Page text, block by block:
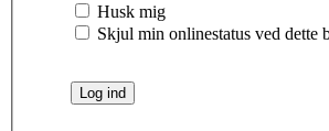
Husk mig
Skjul min onlinestatus ved dette